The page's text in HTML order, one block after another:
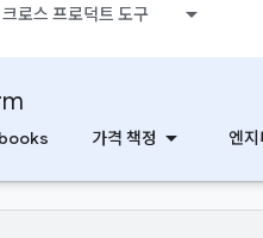
크로스 프로덕트 도구
가격 책정 엔지